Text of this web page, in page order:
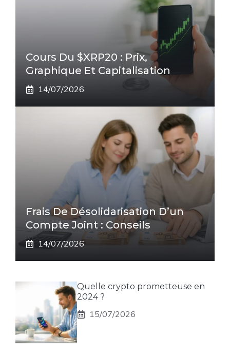
Cours Du $XRP20 : Prix,
Graphique Et Capitalisation
14/07/2026
Frais De Désolidarisation D’un
Compte Joint : Conseils
14/07/2026
Quelle crypto prometteuse en
2024 ?
15/07/2026